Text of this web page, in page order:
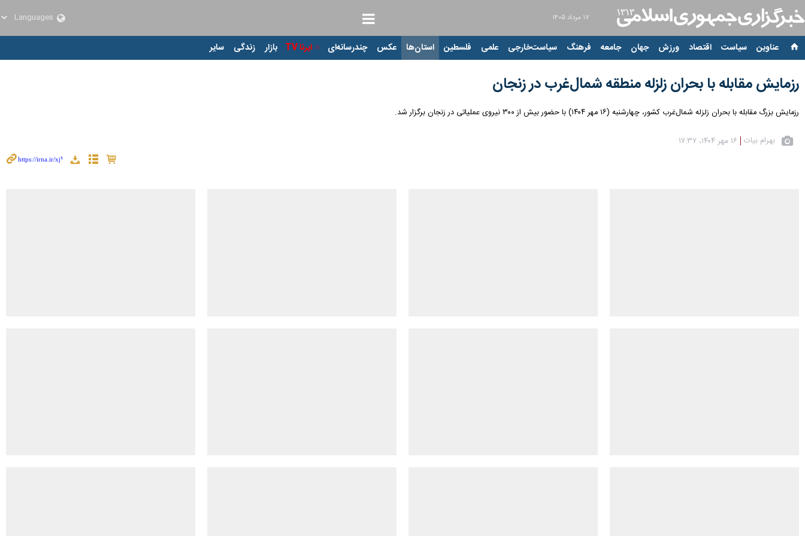
۱۷ مرداد ۱۴۰۵
عناوین‌ سیاست اقتصاد ورزش جهان جامعه فرهنگ سیاست‌خارجی علمی فلسطین استان‌ها عکس چندرسانه‌ای ایرنا TV بازار زندگی سایر
رزمایش مقابله با بحران زلزله منطقه شمال‌غرب در زنجان
رزمایش بزرگ مقابله با بحران زلزله شمال‌غرب کشور، چهارشنبه (۱۶ مهر ۱۴۰۴) با حضور بیش از ۳۰۰ نیروی عملیاتی در زنجان برگزار شد.
بهرام بیات ۱۶ مهر ۱۴۰۴، ۱۷:۳۷